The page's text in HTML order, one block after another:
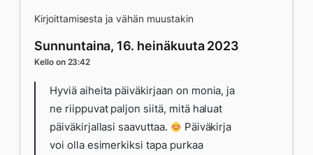
Kirjoittamisesta ja vähän muustakin
Sunnuntaina, 16. heinäkuuta 2023
Kello on 23:42
Hyviä aiheita päiväkirjaan on monia, ja
ne riippuvat paljon siitä, mitä haluat
päiväkirjallasi saavuttaa.
Päiväkirja
voi olla esimerkiksi tapa purkaa